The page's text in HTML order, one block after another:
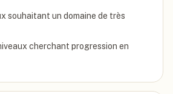
souhaitant un domaine de très
cherchant progression en